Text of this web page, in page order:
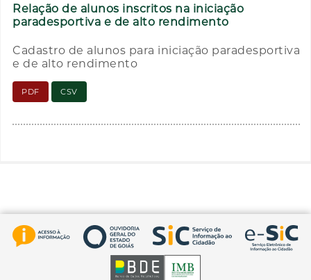
Relação de alunos inscritos na iniciação
paradesportiva e de alto rendimento
Cadastro de alunos para iniciação paradesportiva
e de alto rendimento
PDF CSV